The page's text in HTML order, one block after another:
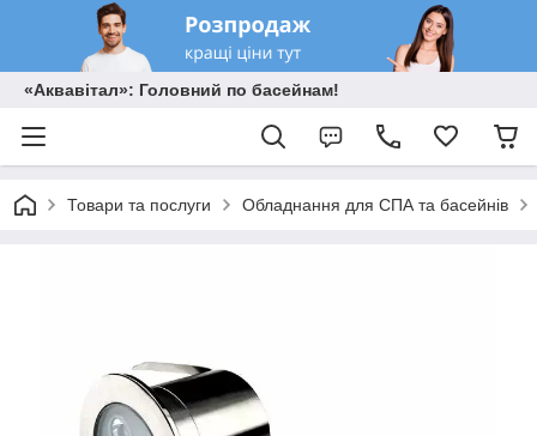
«Аквавітал»: Головний по басейнам!
Товари та послуги Обладнання для СПА та басейнів